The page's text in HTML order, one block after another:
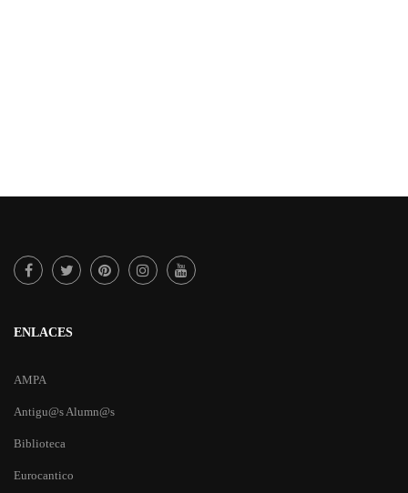
ENLACES
AMPA
Antigu@s Alumn@s
Biblioteca
Eurocantico